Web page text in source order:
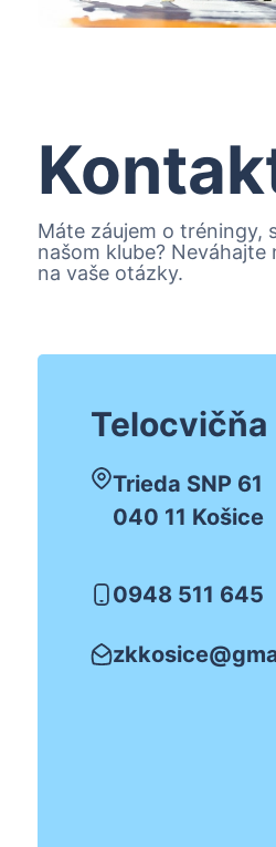
Máte záujem o tréningy,
našom klube?
na vaše otázky.
Telocvičňa
Trieda SNP 61
040 11 Košice
0948 511 645